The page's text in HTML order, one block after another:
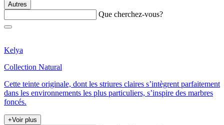
Autres
Que cherchez-vous?
Kelya
Collection Natural
Cette teinte originale, dont les striures claires s’intègrent parfaitement
dans les environnements les plus particuliers, s’inspire des marbres
foncés.
+Voir plus